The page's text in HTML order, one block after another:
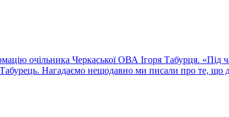
очільника Черкаської ОВА Ігоря Табурця. «Під
Нагадаємо нещодавно ми писали про те,